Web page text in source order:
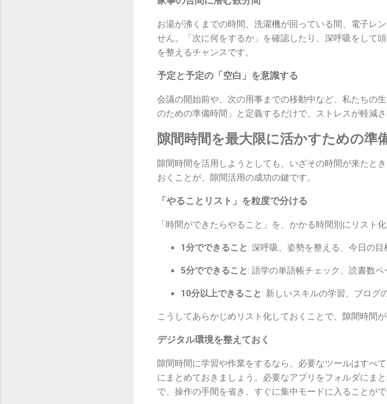
お湯が沸くまでの時間、洗濯機が回っている間、電子レ
せん。「次に何をするか」を確認したり、深呼吸をして
を整えるチャンスです。
予定と予定の「空白」を意識する
会議の開始前や、次の用事までの移動中など、私たちの
のための準備時間」と定義するだけで、ストレスが軽減
隙間時間を最大限に活かすための準
隙間時間を活用しようとしても、いざその時間が来たと
おくことが、隙間活用の成功の鍵です。
「やることリスト」を粒度で分ける
「時間ができたらやること」を、かかる時間別にリスト
1分でできること: 深呼吸、姿勢を整える、今日の目
5分でできること: 語学の単語帳チェック、読書数
10分以上できること: 新しいスキルの学習、ブログ
こうしてあらかじめリスト化しておくことで、隙間時間
デジタル環境を整えておく
隙間時間に学習や作業をするなら、必要なツールはすべ
にまとめておきましょう。必要なアプリをフォルダにま
で、操作の手間を省き、すぐに集中モードに入ることがで